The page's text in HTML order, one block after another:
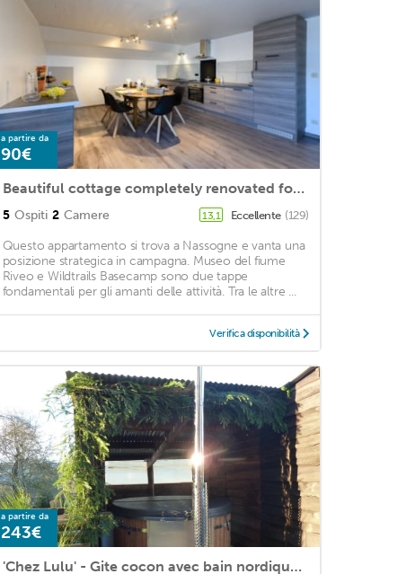
a partire da
90€
Beautiful cottage completely renovated for 5 people
5 Ospiti 2 Camere 13,1 Eccellente (129)
Questo appartamento si trova a Nassogne e vanta una
posizione strategica in campagna. Museo del fiume
Riveo e Wildtrails Basecamp sono due tappe
fondamentali per gli amanti delle attività. Tra le altre ...
Verifica disponibilità
a partire da
243€
'Chez Lulu' - Gite cocon avec bain nordique Ardenne